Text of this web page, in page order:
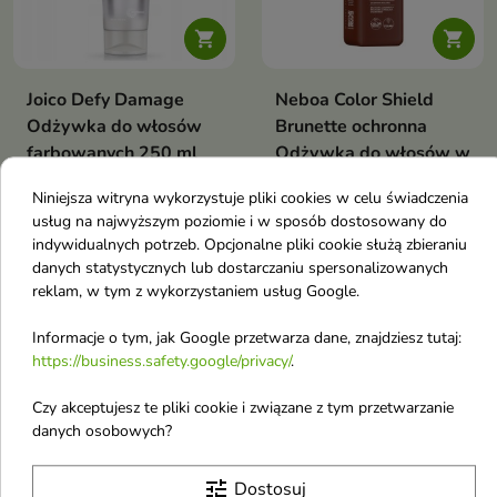

Joico Defy Damage
Odżywka do włosów
farbowanych 250 ml
regenerująca do wszystkich
rodzajów włosów, która pomaga
odbudować uszkodzenia,
wygładzić włosy i chronić je
przed dalszym osłabieniem
16,90 €

Neboa Color Shield
Brunette ochronna
Odżywka do włosów w
ml
Szampon to ochrona koloru i
codzienna pielęgnacja, która
podkreśla głębię brązowych
włosów, nadając im blask i
12,80 €
-16% favorite_border
Niniejsza witryna wykorzystuje pliki cookies w celu świadczenia
usług na najwyższym poziomie i w sposób dostosowany do
indywidualnych potrzeb. Opcjonalne pliki cookie służą zbieraniu
danych statystycznych lub dostarczaniu spersonalizowanych
reklam, w tym z wykorzystaniem usług Google.
Informacje o tym, jak Google przetwarza dane, znajdziesz tutaj:
https://business.safety.google/privacy/.
Czy akceptujesz te pliki cookie i związane z tym przetwarzanie
danych osobowych?
tune Dostosuj